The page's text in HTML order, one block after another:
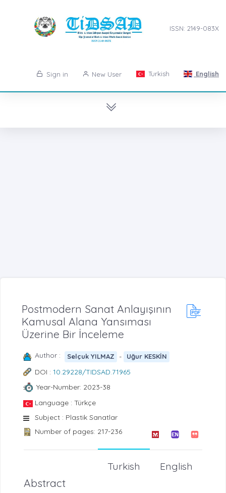
ISSN: 2149-083X
Sign in New User Turkish English
Postmodern Sanat Anlayışının
Kamusal Alana Yansıması
Üzerine Bir İnceleme
Author : Selçuk YILMAZ - Uğur KESKİN
DOI : 10.29228/TIDSAD.71965
Year-Number: 2023-38
Language : Türkçe
Subject : Plastik Sanatlar
Number of pages: 217-236
English
Turkish
Abstract